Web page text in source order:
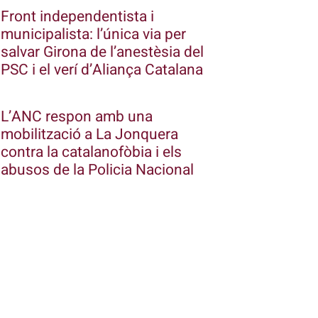
Front independentista i
municipalista: l’única via per
salvar Girona de l’anestèsia del
PSC i el verí d’Aliança Catalana
L’ANC respon amb una
mobilització a La Jonquera
contra la catalanofòbia i els
abusos de la Policia Nacional